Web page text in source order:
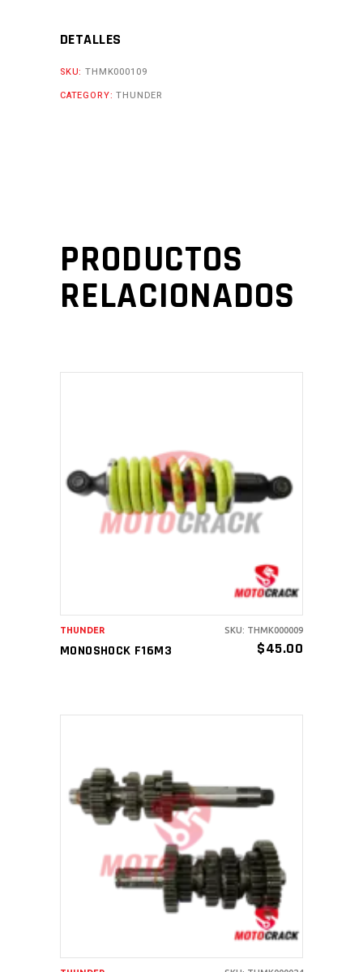
DETALLES
SKU:THMK000109
CATEGORY:THUNDER
PRODUCTOS
RELACIONADOS
AÑADIR AL CARRITO
MONOSHOCK F16M3 $45.00
THUNDER SKU: THMK000009
AÑADIR AL CARRITO